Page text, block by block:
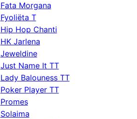
Fata Morgana
Fyoliëta T
Hip Hop Chanti
HK Jarlena
Jeweldine
Just Name It TT
Lady Balouness TT
Poker Player TT
Promes
Solaima